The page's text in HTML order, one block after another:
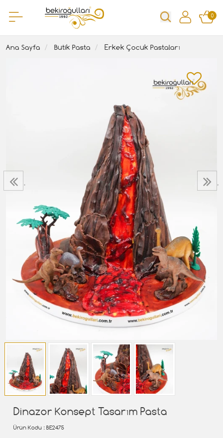
0
Ana Sayfa Butik Pasta Erkek Çocuk Pastaları
‹ ›
Dinazor Konsept Tasarım Pasta
Ürün Kodu : BE2475